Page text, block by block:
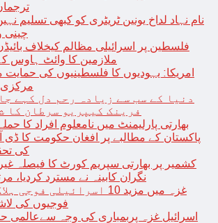
نام نہاد لداخ یونین ٹریٹری کو کبھی تسلیم
چینی
فلسطین پر اسرائیلی مظالم کیخلاف
ملازمین کا وائٹ ہاوس
امریکا: یہودیوں کا فلسطینیوں کی
مرکزی
دنیا کے سب سے زیادہ رحم دل کہے
فرینک کیپریو سرطان کا
بھارتی پارلیمنٹ میں نامعلوم افراد کا
پاکستان کے مطالبے پر افغان حکومت کا ڈی
کی
کشمیر پر بھارتی سپریم کورٹ کا فیصلہ غیر
نگران کابینہ نے مسترد کردیا،
فوجیوں کی
اسرائیل غزہ پربمباری کی وجہ سےعالمی